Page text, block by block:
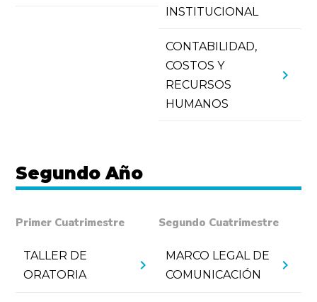
INSTITUCIONAL
CONTABILIDAD,
COSTOS Y
RECURSOS
HUMANOS
chevron_right
Segundo Año
Primer Cuatrimestre
TALLER DE
ORATORIA
chevron_right
Segundo Cuatrimestre
MARCO LEGAL DE
COMUNICACIÓN
chevron_right